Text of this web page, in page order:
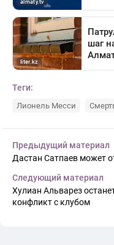
Теги:
Лионель Месси
Предыдущий материал
Дастан Сатпаев может
Следующий материал
Хулиан Альварез
конфликт с клубом